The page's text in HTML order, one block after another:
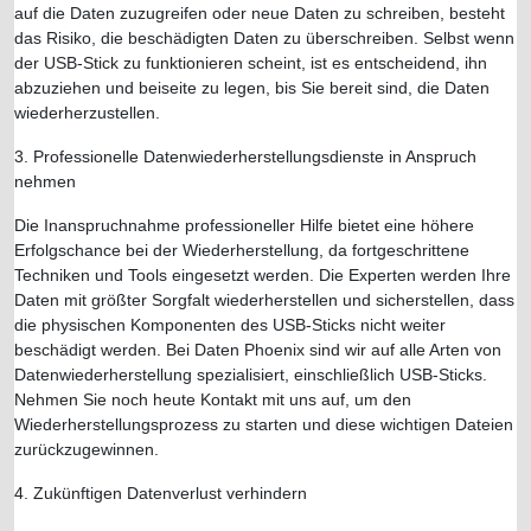
auf die Daten zuzugreifen oder neue Daten zu schreiben, besteht
das Risiko, die beschädigten Daten zu überschreiben. Selbst wenn
der USB-Stick zu funktionieren scheint, ist es entscheidend, ihn
abzuziehen und beiseite zu legen, bis Sie bereit sind, die Daten
wiederherzustellen.
3. Professionelle Datenwiederherstellungsdienste in Anspruch
nehmen
Die Inanspruchnahme professioneller Hilfe bietet eine höhere
Erfolgschance bei der Wiederherstellung, da fortgeschrittene
Techniken und Tools eingesetzt werden. Die Experten werden Ihre
Daten mit größter Sorgfalt wiederherstellen und sicherstellen, dass
die physischen Komponenten des USB-Sticks nicht weiter
beschädigt werden. Bei Daten Phoenix sind wir auf alle Arten von
Datenwiederherstellung spezialisiert, einschließlich USB-Sticks.
Nehmen Sie noch heute Kontakt mit uns auf, um den
Wiederherstellungsprozess zu starten und diese wichtigen Dateien
zurückzugewinnen.
4. Zukünftigen Datenverlust verhindern